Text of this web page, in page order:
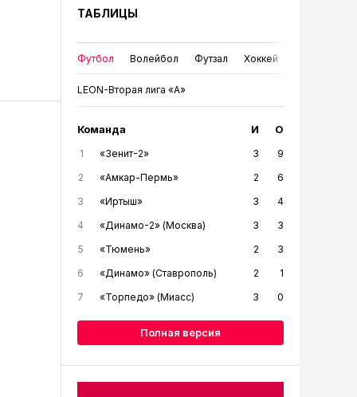
ТАБЛИЦЫ
Футбол Волейбол Футзал Хоккей
LEON-Вторая лига «А»
Команда И О
1 «Зенит-2» 3
9
2
«Амкар-Пермь» 2
6
3
«Иртыш» 3
4
4
«Динамо-2» (Москва) 3
3
5
«Тюмень» 2
3
6
«Динамо» (Ставрополь) 2
1
7
«Торпедо» (Миасс) 3 0
Полная версия